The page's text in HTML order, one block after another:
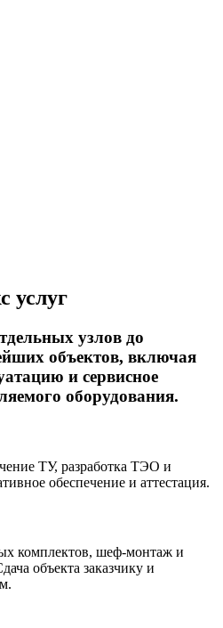
услуг
узлов до
объектов, включая
и сервисное
оборудования.
ТУ, разработка ТЭО и
обеспечение и аттестация.
комплектов, шеф-монтаж и
объекта заказчику и